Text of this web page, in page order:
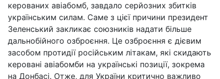
керованих авіабомб, завдало серйозних збитків
українським силам. Саме з цієї причини президент
Зеленський закликає союзників надати більше
дальнобійного озброєння. Це озброєння є дієвим
засобом протидії російським літакам, які скидають
керовані авіабомби на українські позиції, зокрема
на Донбасі. Отже, для України критично важливо